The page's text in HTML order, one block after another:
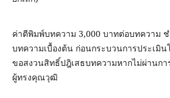
ค่าตีพิมพ์บทความ 3,000 บาทต่อบทความ ช
บทความเบื้องต้น ก่อนกระบวนการประเมิ
ขอสงวนสิทธิ์ปฎิเสธบทความหากไม่ผ่านก
ผู้ทรงคุณวุฒิ